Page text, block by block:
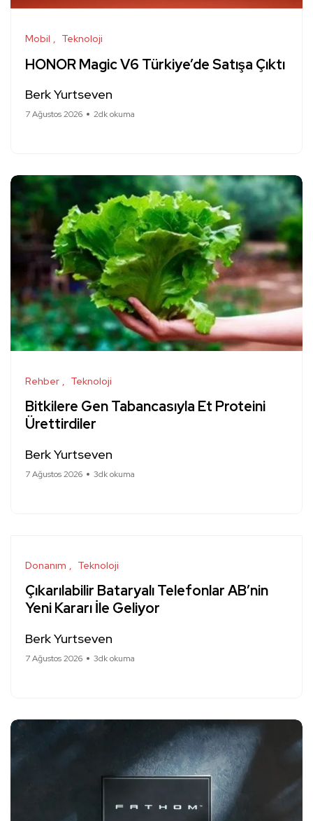
Mobil Teknoloji
HONOR Magic V6 Türkiye’de Satışa Çıktı
Berk Yurtseven
7 Ağustos 2026 2dk okuma
Rehber Teknoloji
Bitkilere Gen Tabancasıyla Et Proteini
Ürettirdiler
Berk Yurtseven
7 Ağustos 2026 3dk okuma
Donanım Teknoloji
Çıkarılabilir Bataryalı Telefonlar AB’nin
Yeni Kararı İle Geliyor
Berk Yurtseven
7 Ağustos 2026 3dk okuma